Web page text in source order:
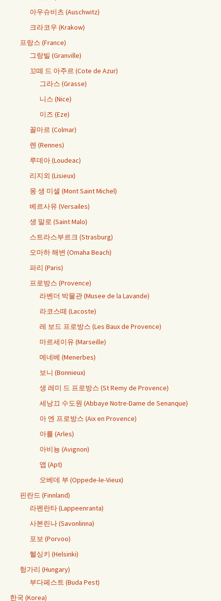
아우슈비츠 (Auschwitz)
크라코우 (Krakow)
프랑스 (France)
그랑빌 (Granville)
꼬떼 드 아주르 (Cote de Azur)
그라스 (Grasse)
니스 (Nice)
이즈 (Eze)
꼴마르 (Colmar)
렌 (Rennes)
루데아 (Loudeac)
리지외 (Lisieux)
몽 생 미셀 (Mont Saint Michel)
베르사유 (Versailes)
생 말로 (Saint Malo)
스트라스부르크 (Strasburg)
오마하 해변 (Omaha Beach)
파리 (Paris)
프로방스 (Provence)
라벤더 박물관 (Musee de la Lavande)
라코스떼 (Lacoste)
레 보드 프로방스 (Les Baux de Provence)
마르세이유 (Marseille)
메네베 (Menerbes)
보니 (Bonnieux)
생 레미 드 프로방스 (St Remy de Provence)
세낭끄 수도원 (Abbaye Notre-Dame de Senanque)
아 엔 프로방스 (Aix en Provence)
아를 (Arles)
아비뇽 (Avignon)
앱 (Apt)
오베데 부 (Oppede-le-Vieux)
핀란드 (Finnland)
라펜란타 (Lappeenranta)
사본린나 (Savonlinna)
포보 (Porvoo)
헬싱키 (Helsinki)
헝가리 (Hungary)
부다페스트 (Buda Pest)
한국 (Korea)